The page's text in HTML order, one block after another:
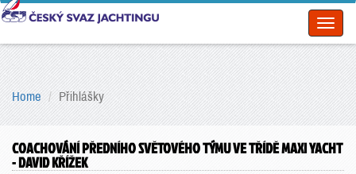
Home Přihlášky
COACHOVÁNÍ PŘEDNÍHO SVĚTOVÉHO TÝMU VE TŘÍDĚ MAXI YACHT
- DAVID KŘÍŽEK